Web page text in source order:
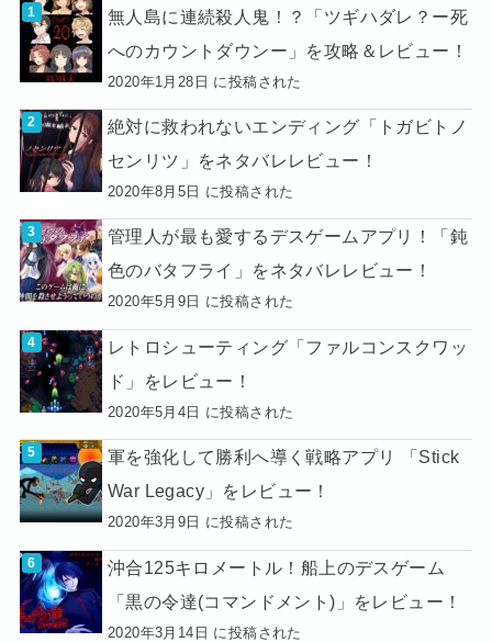
無人島に連続殺人鬼！？「ツギハダレ？ー死
へのカウントダウンー」を攻略＆レビュー！
2020年1月28日 に投稿された
絶対に救われないエンディング「トガビトノ
センリツ」をネタバレレビュー！
2020年8月5日 に投稿された
管理人が最も愛するデスゲームアプリ！「鈍
色のバタフライ」をネタバレレビュー！
2020年5月9日 に投稿された
レトロシューティング「ファルコンスクワッ
ド」をレビュー！
2020年5月4日 に投稿された
軍を強化して勝利へ導く戦略アプリ 「Stick
War Legacy」をレビュー！
2020年3月9日 に投稿された
沖合125キロメートル！船上のデスゲーム
「黒の令達(コマンドメント)」をレビュー！
2020年3月14日 に投稿された